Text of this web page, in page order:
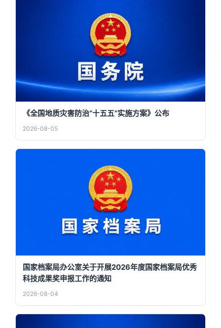
《全国地质灾害防治“十五五”实施方案》公布
2026-08-05
国家档案局办公室关于开展2026年度国家档案局优秀
科技成果奖申报工作的通知
2026-08-04